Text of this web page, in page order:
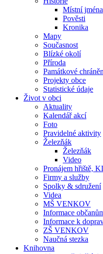
Místní jména
Pověsti
Kronika
Mapy
Současnost
Blízké okolí
Příroda
Památkové
Projekty obce
Statistické údaje
Život v obci
Aktuality
Kalendář akcí
Foto
Pravidelné aktivity
Železňák
Železňák
Video
Pronájem hřiště,
Firmy a služby
Spolky & sdružení
Videa
MŠ VENKOV
Informace
Informace k
ZŠ VENKOV
Naučná stezka
Knihovna